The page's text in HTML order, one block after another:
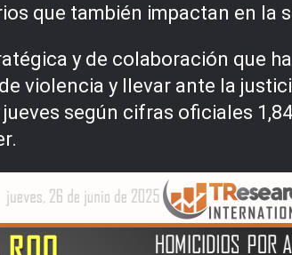
que también impactan en la
y de colaboración que
violencia y llevar ante la
según cifras oficiales